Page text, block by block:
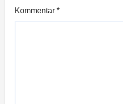
Kommentar *